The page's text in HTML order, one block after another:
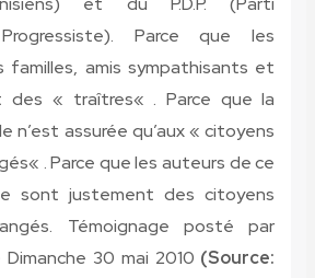
Parce que les
familles, amis sympathisants et
des « traîtres« . Parce que la
n’est assurée qu’aux « citoyens
. Parce que les auteurs de ce
sont justement des citoyens
Témoignage posté par
30 mai 2010 (Source: